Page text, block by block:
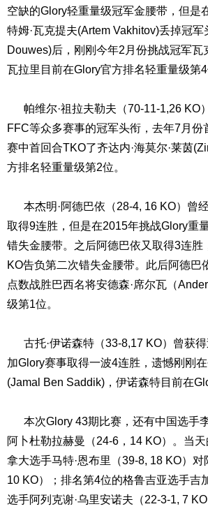
空缺的Glory轻重量级冠军金腰带，但
特姆·瓦克提夫(Artem Vakhitov)丢掉冠
Douwes)后，刚刚今年2月份挑战冠军
瓦拉里目前在Glory官方排名轻重量级第4
帕维尔·祖拉夫勒夫（70-11-1,26 KO
FFC等众多赛事的冠军头衔，去年7月
赛中首回合TKO了齐达内·海莫尔·莱茵
方排名轻重量级第2位。
本杰明·阿德巴依（28-4, 16 KO）曾
取得9连胜，但是在2015年挑战Glory重
错失金腰带。之后阿德巴依又取得3连
KO告负第二次错失金腰带。此后阿德
点数战胜巴西名将安德森·席尔瓦（
级第1位。
古托·伊诺森特（33-8,17 KO）曾获
加Glory赛事取得一波4连胜，遗憾刚刚
(Jamal Ben Saddik)，伊诺森特目前在
本次Glory 43期比赛，还有中国选手
阿卜杜勒拉赫曼（24-6，14 KO）。当
拿大选手马特·恩布里（39-8, 18 KO）
10 KO）；排名第4位的格鲁吉亚选手吉
选手阿列克谢·乌里安诺夫（22-3-1, 7 KO